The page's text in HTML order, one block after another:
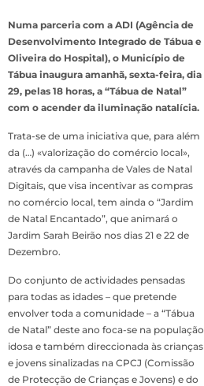
Numa parceria com a ADI (Agência de
Desenvolvimento Integrado de Tábua e
Oliveira do Hospital), o Município de
Tábua inaugura amanhã, sexta-feira, dia
29, pelas 18 horas, a “Tábua de Natal”
com o acender da iluminação natalícia.
Trata-se de uma iniciativa que, para além
da (…) «valorização do comércio local»,
através da campanha de Vales de Natal
Digitais, que visa incentivar as compras
no comércio local, tem ainda o “Jardim
de Natal Encantado”, que animará o
Jardim Sarah Beirão nos dias 21 e 22 de
Dezembro.
Do conjunto de actividades pensadas
para todas as idades – que pretende
envolver toda a comunidade – a “Tábua
de Natal” deste ano foca-se na população
idosa e também direccionada às crianças
e jovens sinalizadas na CPCJ (Comissão
de Protecção de Crianças e Jovens) e do